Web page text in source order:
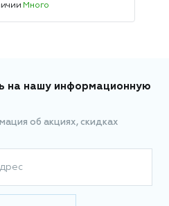
Много
на нашу информационную
об акциях, скидках